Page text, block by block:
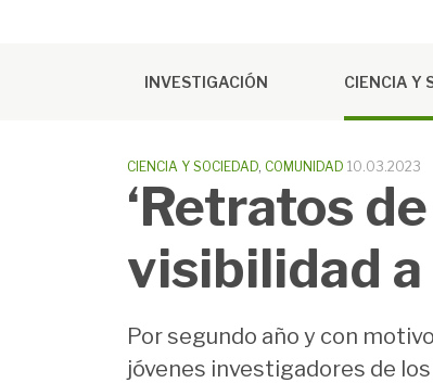
INVESTIGACIÓN CIENCIA Y
CIENCIA Y SOCIEDAD, COMUNIDAD 10.03.2023
‘Retratos
visibilidad
Por segundo año y con
jóvenes investigadores de